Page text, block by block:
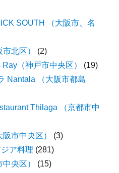
SOUTH （大阪市、名
北区）
(2)
（神戸市中央区）
(19)
Nantala （大阪市都島
Thilaga （京都市中
市中央区）
(3)
ア料理 (281)
央区）
(15)